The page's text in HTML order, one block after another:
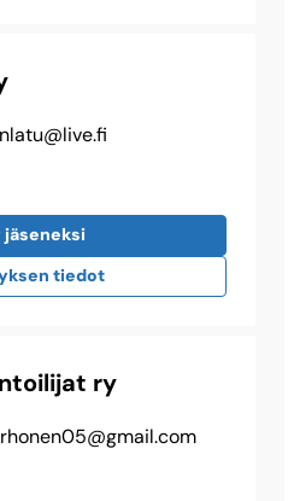
jäseneksi
tiedot
ry